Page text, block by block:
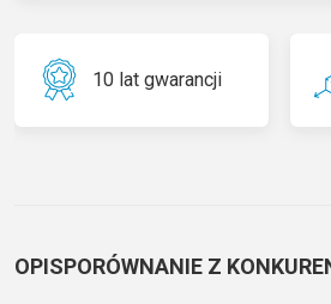
10 lat gwarancji
OPISPORÓWNANIE Z